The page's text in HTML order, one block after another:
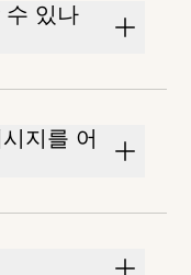
수 있나
지를 어